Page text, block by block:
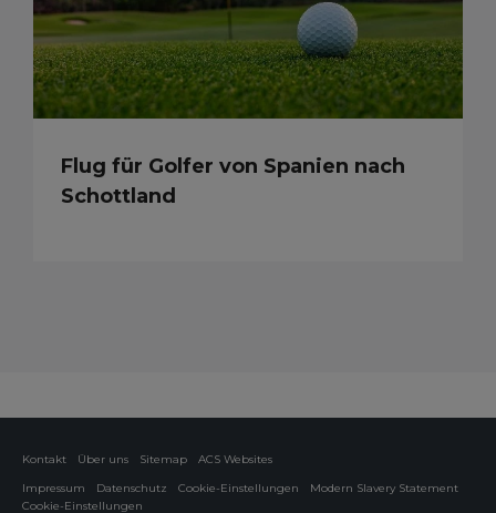
Flug für Golfer von Spanien nach
Schottland
Kontakt Über uns Sitemap
ACS Websites
Impressum
Datenschutz Cookie-Einstellungen
Modern Slavery Statement
Cookie-Einstellungen